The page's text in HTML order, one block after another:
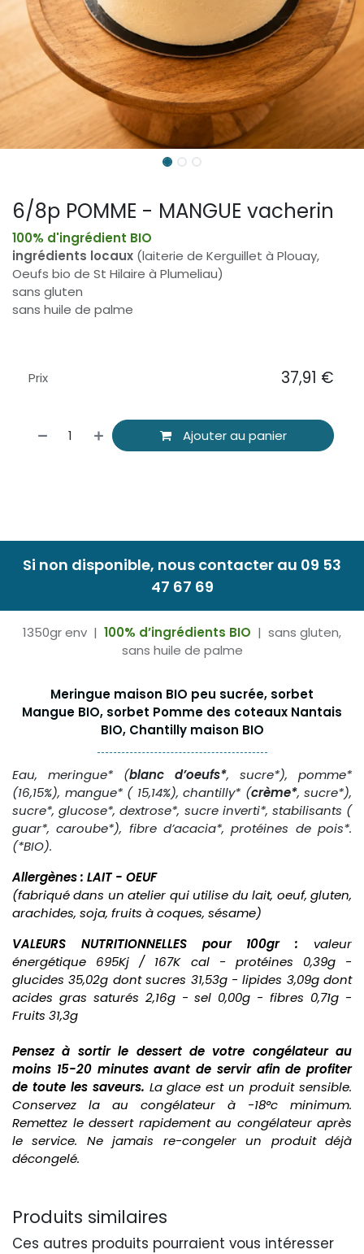
6/8p POMME - MANGUE vacherin
100% d'ingrédient BIO
ingrédients locaux (laiterie de Kerguillet à Plouay,
Oeufs bio de St Hilaire à Plumeliau)
sans gluten
sans huile de palme
Ajouter au panier
Prix 37,91 €
Si non disponible, nous contacter au 09 53
47 67 69
1350gr env | 100% d’ingrédients BIO | sans gluten,
sans huile de palme
Meringue maison BIO peu sucrée, sorbet
Mangue BIO, sorbet Pomme des coteaux Nantais
BIO, Chantilly maison BIO
Eau, meringue* (blanc d’oeufs*, sucre*), pomme*
(16,15%), mangue* ( 15,14%), chantilly* (crème*, sucre*),
sucre*, glucose*, dextrose*, sucre inverti*, stabilisants (
guar*, caroube*), fibre d’acacia*, protéines de pois*.
(*BIO).
Allergènes : LAIT - OEUF
(fabriqué dans un atelier qui utilise du lait, oeuf, gluten,
arachides, soja, fruits à coques, sésame)
VALEURS NUTRITIONNELLES pour 100gr :
valeur
énergétique 695Kj / 167K cal - protéines 0,39g -
glucides 35,02g dont sucres 31,53g - lipides 3,09g dont
acides gras saturés 2,16g - sel 0,00g - fibres 0,71g -
Fruits 31,3g
Pensez à sortir le dessert de votre congélateur au
moins 15-20 minutes avant de servir afin de profiter
de toute les saveurs. La glace est un produit sensible.
Conservez la au congélateur à -18°c minimum.
Remettez le dessert rapidement au congélateur après
le service. Ne jamais re-congeler un produit déjà
décongelé.
Produits similaires
Ces autres produits pourraient vous intéresser